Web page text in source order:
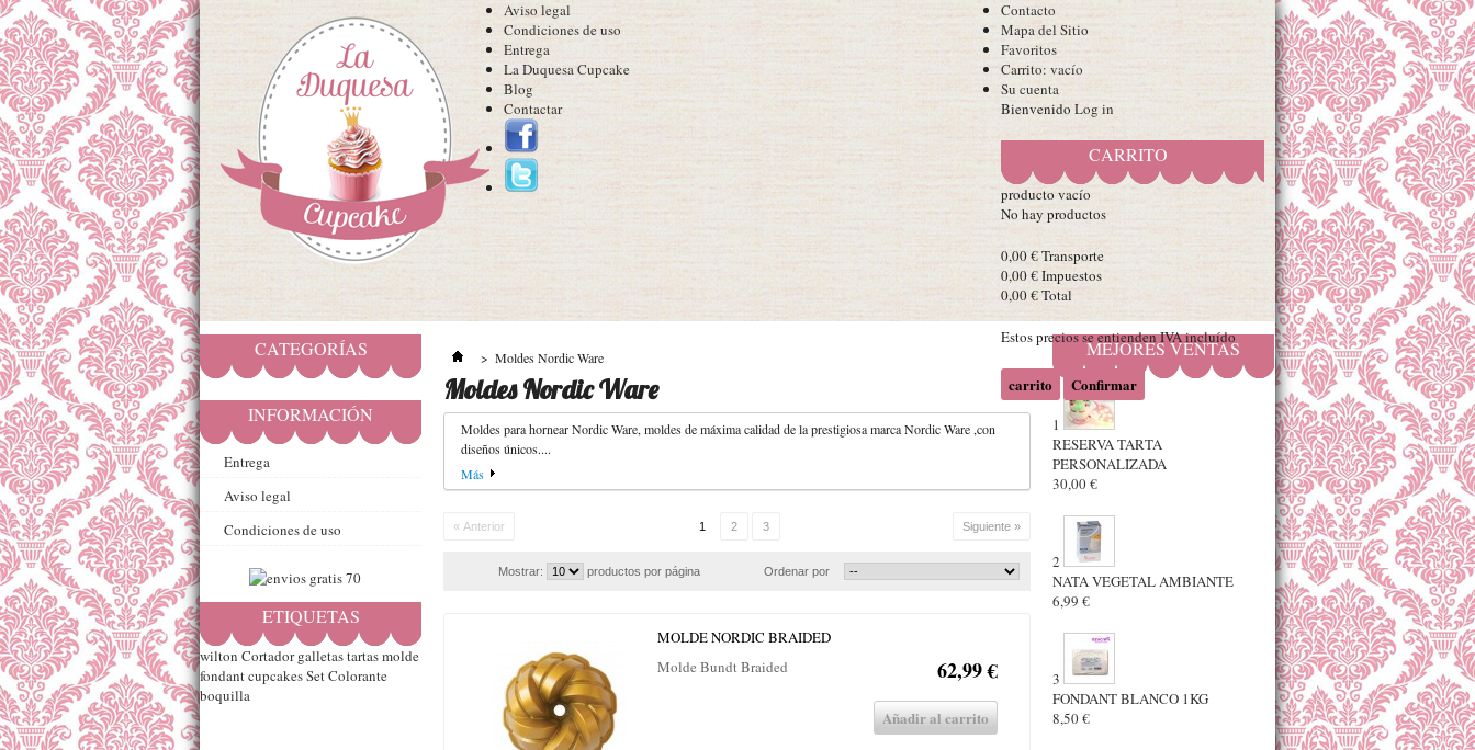
Contacto
Mapa del Sitio
Favoritos
Carrito: vacío
Su cuenta
Bienvenido Log in
CARRITO
producto vacío
No hay productos
0,00 €Transporte
0,00 €Impuestos
0,00 €Total
Estos precios se entienden IVA incluído
carrito Confirmar
Aviso legal
Condiciones de uso
Entrega
La Duquesa Cupcake
Blog
Contactar
CATEGORÍAS
INFORMACIÓN
Entrega
Aviso legal
Condiciones de uso
ETIQUETAS
wilton Cortador galletastartasmolde
fondantcupcakesSetColorante
boquilla
> Moldes Nordic Ware
Moldes Nordic Ware
Moldes para hornear Nordic Ware, moldes de máxima calidad de la prestigiosa marca Nordic Ware ,con
diseños únicos....
Más
« Anterior 1 2 3 Siguiente »
Ordenar por
Mostrar: productos por página
MOLDE NORDIC BRAIDED
Molde Bundt Braided
62,99 €
Añadir al carrito
MEJORES VENTAS
1
RESERVA TARTA
PERSONALIZADA
30,00 €
2
NATA VEGETAL AMBIANTE
6,99 €
3
FONDANT BLANCO 1KG
8,50 €